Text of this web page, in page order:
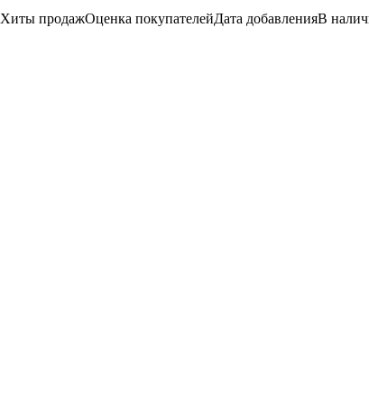
Хиты продажОценка покупателейДата добавленияВ